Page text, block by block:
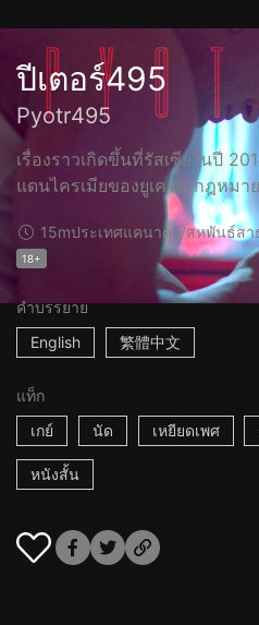
ปีเตอร์495
Pyotr495
เรื่องราวเกิดขึ้นที่รัสเซียในปี
แดนไครเมียของยูเครน กฎหม
15mประเทศแคนาดา/สหพันธ์สา
18+
คำบรรยาย
English
繁體中文
แท็ก
เกย์
นัด เหยียดเพศ
หนังสั้น